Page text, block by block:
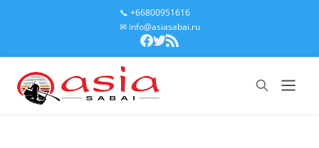
📞 +66800951616
✉ info@asiasabai.ru